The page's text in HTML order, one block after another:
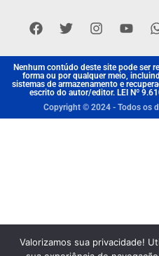
Nenhum contúdo deste site pode ser
forma ou por qualquer meio,
sistemas de armazenamento e
escrito do autor/editor. LEI Nº
Copyright © 2024 - Todos os
Valorizamos sua privacidade!